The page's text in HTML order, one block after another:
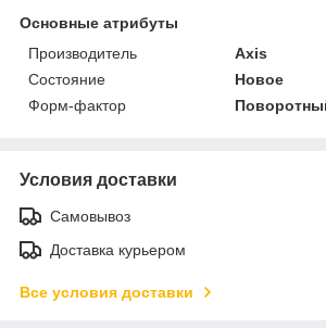
Основные атрибуты
Производитель
Axis
Состояние
Новое
Форм-фактор
Условия доставки
Самовывоз
Доставка курьером
Все условия доставки